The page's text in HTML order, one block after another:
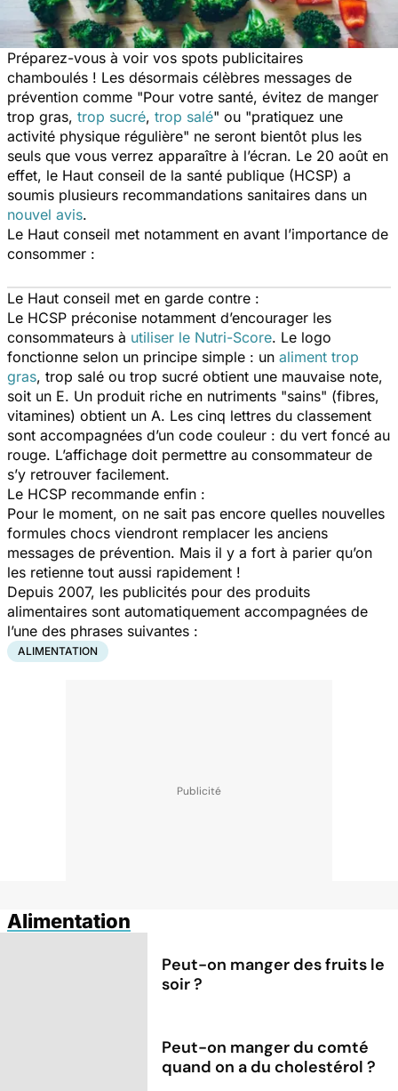
Préparez-vous à voir vos spots publicitaires
chamboulés ! Les désormais célèbres messages de
prévention comme "Pour votre santé, évitez de manger
trop gras, trop sucré, trop salé" ou "pratiquez une
activité physique régulière" ne seront bientôt plus les
seuls que vous verrez apparaître à l’écran. Le 20 août en
effet, le Haut conseil de la santé publique (HCSP) a
soumis plusieurs recommandations sanitaires dans un
nouvel avis.
Le Haut conseil met notamment en avant l’importance de
consommer :
Le Haut conseil met en garde contre :
Le HCSP préconise notamment d’encourager les
consommateurs à utiliser le Nutri-Score. Le logo
fonctionne selon un principe simple : un aliment trop
gras, trop salé ou trop sucré obtient une mauvaise note,
soit un E. Un produit riche en nutriments "sains" (fibres,
vitamines) obtient un A. Les cinq lettres du classement
sont accompagnées d’un code couleur : du vert foncé au
rouge. L’affichage doit permettre au consommateur de
s’y retrouver facilement.
Le HCSP recommande enfin :
Pour le moment, on ne sait pas encore quelles nouvelles
formules chocs viendront remplacer les anciens
messages de prévention. Mais il y a fort à parier qu’on
les retienne tout aussi rapidement !
Depuis 2007, les publicités pour des produits
alimentaires sont automatiquement accompagnées de
l’une des phrases suivantes :
ALIMENTATION
Alimentation
Peut-on manger des fruits le
soir ?
Peut-on manger du comté
quand on a du cholestérol ?